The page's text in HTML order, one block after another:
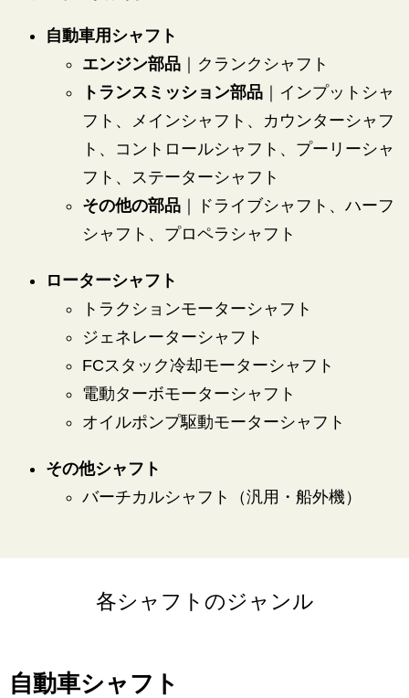
自動車用シャフト
エンジン部品 ｜クランクシャフト
トランスミッション部品 ｜インプットシャ
フト、メインシャフト、カウンターシャフ
ト、コントロールシャフト、プーリーシャ
フト、ステーターシャフト
その他の部品 ｜ドライブシャフト、ハーフ
シャフト、プロペラシャフト
ローターシャフト
トラクションモーターシャフト
ジェネレーターシャフト
FCスタック冷却モーターシャフト
電動ターボモーターシャフト
オイルポンプ駆動モーターシャフト
その他シャフト
バーチカルシャフト（汎用・船外機）
各シャフトのジャンル
自動車シャフト